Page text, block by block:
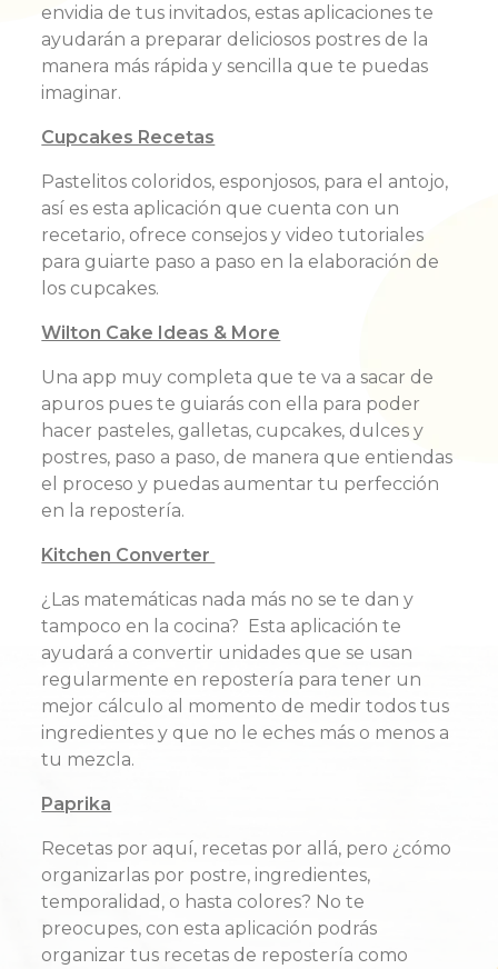
envidia de tus invitados, estas aplicaciones te
ayudarán a preparar deliciosos postres de la
manera más rápida y sencilla que te puedas
imaginar.
Cupcakes Recetas
Pastelitos coloridos, esponjosos, para el antojo,
así es esta aplicación que cuenta con un
recetario, ofrece consejos y video tutoriales
para guiarte paso a paso en la elaboración de
los cupcakes.
Wilton Cake Ideas & More
Una app muy completa que te va a sacar de
apuros pues te guiarás con ella para poder
hacer pasteles, galletas, cupcakes, dulces y
postres, paso a paso, de manera que entiendas
el proceso y puedas aumentar tu perfección
en la repostería.
Kitchen Converter
¿Las matemáticas nada más no se te dan y
tampoco en la cocina? Esta aplicación te
ayudará a convertir unidades que se usan
regularmente en repostería para tener un
mejor cálculo al momento de medir todos tus
ingredientes y que no le eches más o menos a
tu mezcla.
Paprika
Recetas por aquí, recetas por allá, pero ¿cómo
organizarlas por postre, ingredientes,
temporalidad, o hasta colores? No te
preocupes, con esta aplicación podrás
organizar tus recetas de repostería como